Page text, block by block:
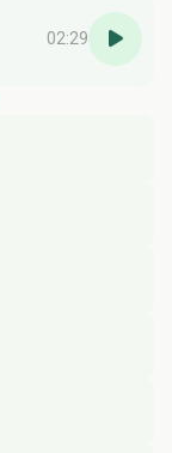
02:29